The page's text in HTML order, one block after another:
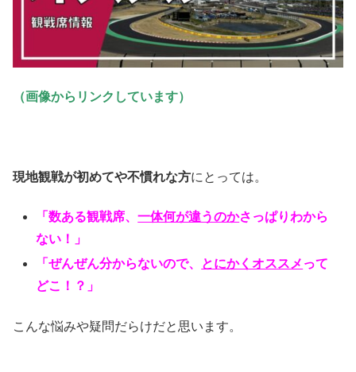
（画像からリンクしています）
現地観戦が初めてや不慣れな方にとっては。
「数ある観戦席、一体何が違うのかさっぱりわから
ない！」
「ぜんぜん分からないので、
とにかくオススメ って
どこ！？」
こんな悩みや疑問だらけだと思います。